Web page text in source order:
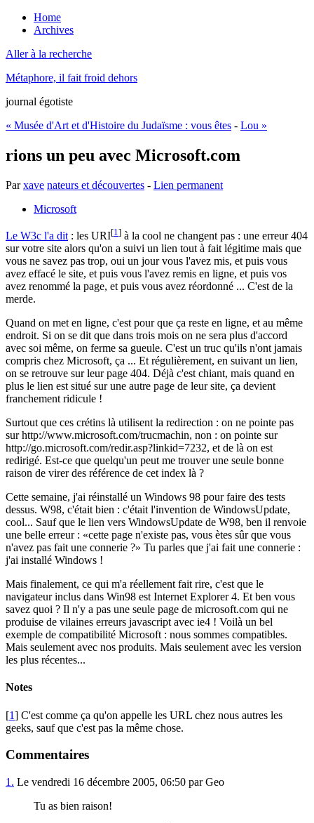
Home
Archives
Aller à la recherche
Métaphore, il fait froid dehors
journal égotiste
« Musée d'Art et d'Histoire du Judaïsme : vous êtes - Lou »
rions un peu avec Microsoft.com
Parxave nateurs et découvertes - Lien permanent
Microsoft
Le W3c l'a dit : les URI[1 ] à la cool ne changent pas : une erreur 404
sur votre site alors qu'on a suivi un lien tout à fait légitime mais que
vous ne savez pas trop, oui un jour vous l'avez mis, et puis vous
avez effacé le site, et puis vous l'avez remis en ligne, et puis vos
avez renommé la page, et puis vous avez réordonné ... C'est de la
merde.
Quand on met en ligne, c'est pour que ça reste en ligne, et au même
endroit. Si on se dit que dans trois mois on ne sera plus d'accord
avec soi même, on ferme sa gueule. C'est un truc qu'ils n'ont jamais
compris chez Microsoft, ça ... Et régulièrement, en suivant un lien,
on se retrouve sur leur page 404. Déjà c'est chiant, mais quand en
plus le lien est situé sur une autre page de leur site, ça devient
franchement ridicule !
Surtout que ces crétins là utilisent la redirection : on ne pointe pas
sur http://www.microsoft.com/trucmachin, non : on pointe sur
http://go.microsoft.com/redir.asp?linkid=7232, et de là on est
redirigé. Est-ce que quelqu'un peut me trouver une seule bonne
raison de virer des référence de cet index là ?
Cette semaine, j'ai réinstallé un Windows 98 pour faire des tests
dessus. W98, c'était bien : c'était l'invention de WindowsUpdate,
cool... Sauf que le lien vers WindowsUpdate de W98, ben il renvoie
une belle erreur :
cette page n'existe pas, vous ètes sûr que vous
n'avez pas fait une connerie ?
Tu parles que j'ai fait une connerie :
j'ai installé Windows !
Mais finalement, ce qui m'a réellement fait rire, c'est que le
navigateur inclus dans Win98 est Internet Explorer 4. Et ben vous
savez quoi ? Il n'y a pas une seule page de microsoft.com qui ne
produise de vilaines erreurs javascript avec ie4 ! Voilà un bel
exemple de compatibilité Microsoft : nous sommes compatibles.
Mais seulement avec nos produits. Mais seulement avec les version
les plus récentes...
Notes
[1] C'est comme ça qu'on appelle les URL chez nous autres les
geeks, sauf que c'est pas la même chose.
Commentaires
1. Le vendredi 16 décembre 2005, 06:50 par Geo
Tu as bien raison!